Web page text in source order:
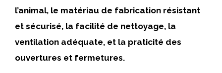
l’animal, le matériau de fabrication résistant
et sécurisé, la facilité de nettoyage, la
ventilation adéquate, et la praticité des
ouvertures et fermetures.